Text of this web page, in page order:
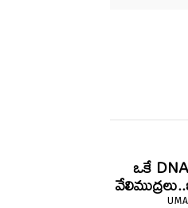
ఒకే